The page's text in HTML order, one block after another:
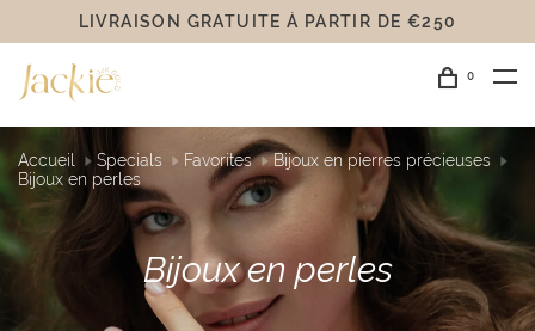
LIVRAISON GRATUITE Á PARTIR DE €250
0
Accueil Specials Favorites
Bijoux en pierres précieuses
Bijoux en perles
Bijoux en perles